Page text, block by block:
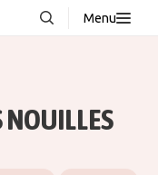
Menu
Produits
NOUILLES